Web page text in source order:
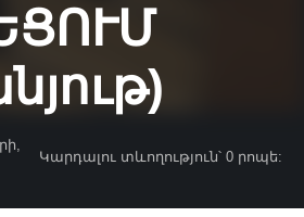
Կարդալու տևողություն՝ 0 րոպե: